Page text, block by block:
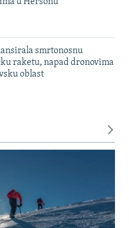
u Hersonu
smrtonosnu
raketu, napad dronovima
oblast